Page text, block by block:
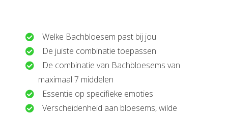
Welke Bachbloesem past bij jou
De juiste combinatie toepassen
De combinatie van Bachbloesems van
maximaal 7 middelen
Essentie op specifieke emoties
Verscheidenheid aan bloesems, wilde